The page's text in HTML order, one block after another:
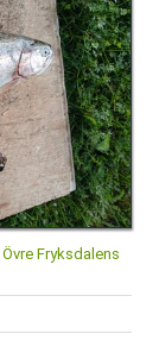
Övre Fryksdalens